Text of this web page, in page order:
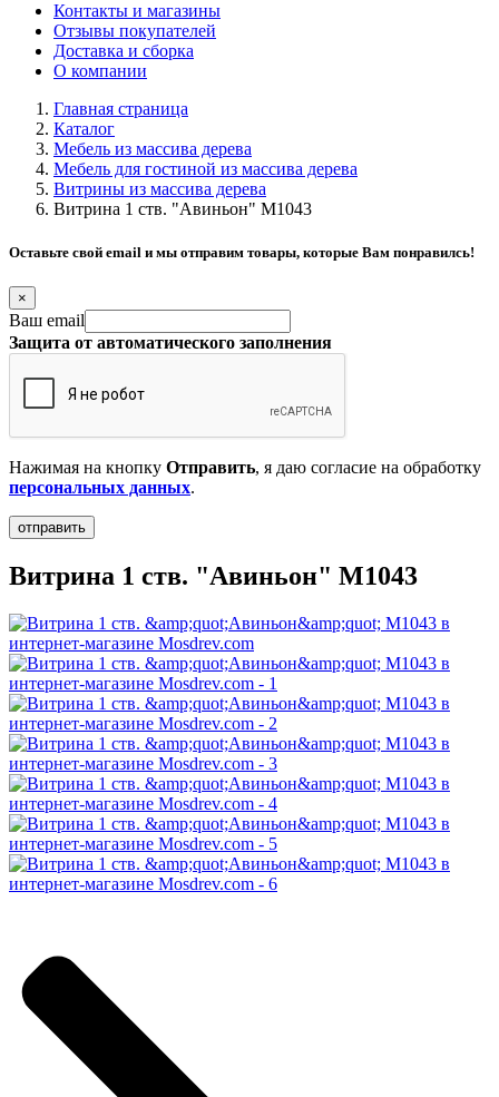
Контакты и магазины
Отзывы покупателей
Доставка и сборка
О компании
Главная страница
Каталог
Мебель из массива дерева
Мебель для гостиной из массива дерева
Витрины из массива дерева
Витрина 1 ств. "Авиньон" М1043
Оставьте свой email и мы отправим товары, которые Вам понравилсь!
×
Ваш email
Защита от автоматического заполнения
Нажимая на кнопку Отправить, я даю согласие на обработку
персональных данных.
Витрина 1 ств. "Авиньон" М1043